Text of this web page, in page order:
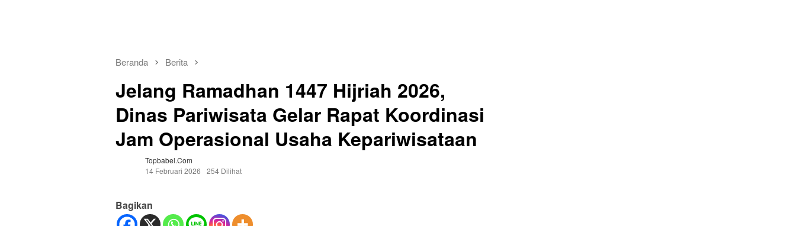
Beranda Berita
Jelang Ramadhan 1447 Hijriah 2026,
Dinas Pariwisata Gelar Rapat Koordinasi
Jam Operasional Usaha Kepariwisataan
Topbabel.com
14 Februari 2026
254 Dilihat
Bagikan